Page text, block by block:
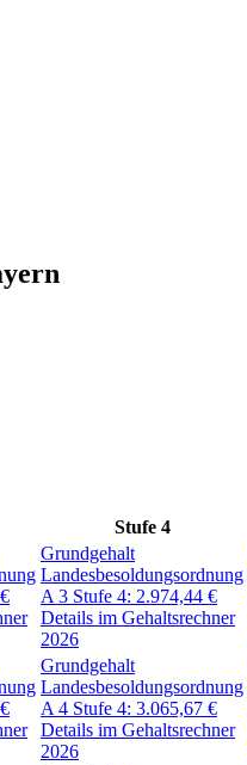
Stufe 4
€
Grundgehalt
Landesbesoldungsordnung
A 3 Stufe 4: 2.974,44 €
Details im Gehaltsrechner
2026
€
Grundgehalt
Landesbesoldungsordnung
A 4 Stufe 4: 3.065,67 €
Details im Gehaltsrechner
2026